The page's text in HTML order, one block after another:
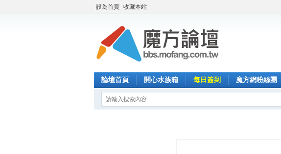
設為首頁 收藏本站
論壇首頁 開心水族箱 每日簽到 魔方網粉絲團